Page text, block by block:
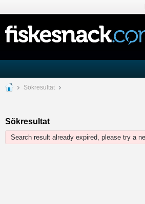
Sökresultat
Sökresultat
Search result already expired, please try a